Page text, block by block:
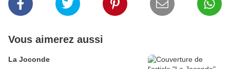
Vous aimerez aussi
La Joconde